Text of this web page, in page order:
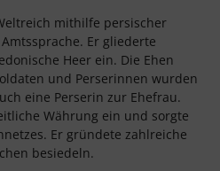
mithilfe persischer
Er gliederte
Heer ein. Die Ehen
und Perserinnen wurden
eine Perserin zur Ehefrau.
Währung ein und sorgte
Er gründete zahlreiche
besiedeln.